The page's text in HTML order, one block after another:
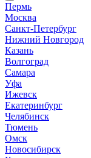
Пермь
Москва
Санкт-Петербург
Нижний Новгород
Казань
Волгоград
Самара
Уфа
Ижевск
Екатеринбург
Челябинск
Тюмень
Омск
Новосибирск